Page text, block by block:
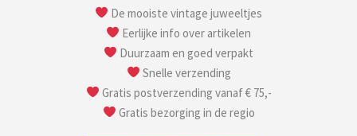
De mooiste vintage juweeltjes
Eerlijke info over artikelen
Duurzaam en goed verpakt
Snelle verzending
Gratis postverzending vanaf € 75,-
Gratis bezorging in de regio